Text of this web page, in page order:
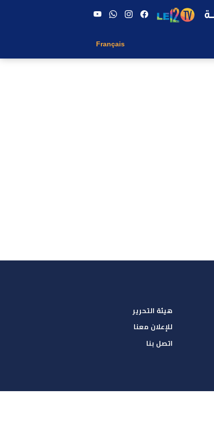
Français
هيئة التحرير
للإعلان معنا
اتصل بنا